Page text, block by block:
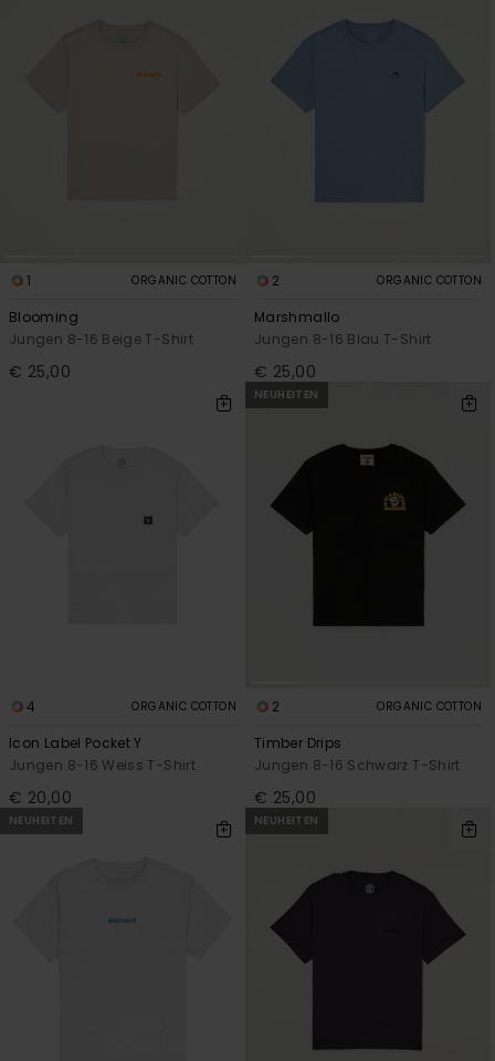
1 ORGANIC COTTON
Blooming
Jungen 8-16 Beige T-Shirt
€ 25,00
2 ORGANIC COTTON
Marshmallo
Jungen 8-16 Blau T-Shirt
€ 25,00
4 ORGANIC COTTON
Icon Label Pocket Y
Jungen 8-16 Weiss T-Shirt
€ 20,00
NEUHEITEN
2 ORGANIC COTTON
Timber Drips
Jungen 8-16 Schwarz T-Shirt
€ 25,00
NEUHEITEN NEUHEITEN